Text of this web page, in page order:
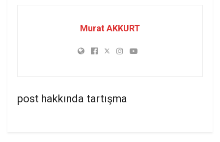
Murat AKKURT
post hakkında tartışma